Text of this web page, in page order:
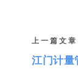
上一篇文章
江门计量